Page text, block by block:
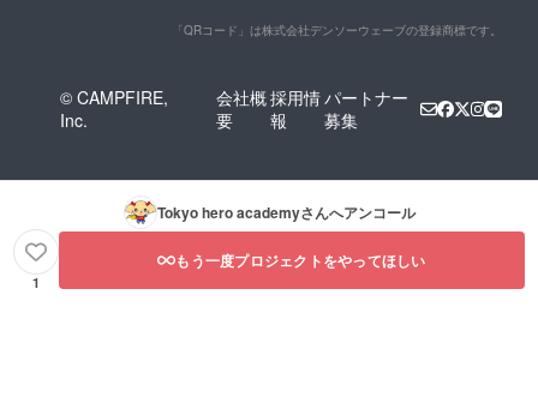
「QRコード」は株式会社デンソーウェーブの登録商標です。
© CAMPFIRE,
Inc.
会社概
要
採用情
報
パートナー
募集
Tokyo hero academyさんへアンコール
1
もう一度プロジェクトをやってほしい